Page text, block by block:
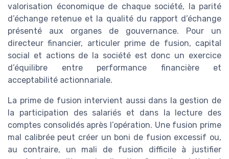
valorisation économique de chaque société, la parité
d’échange retenue et la qualité du rapport d’échange
présenté aux organes de gouvernance. Pour un
directeur financier, articuler prime de fusion, capital
social et actions de la société est donc un exercice
d’équilibre entre performance financière et
acceptabilité actionnariale.
La prime de fusion intervient aussi dans la gestion de
la participation des salariés et dans la lecture des
comptes consolidés après l’opération. Une fusion prime
mal calibrée peut créer un boni de fusion excessif ou,
au contraire, un mali de fusion difficile à justifier